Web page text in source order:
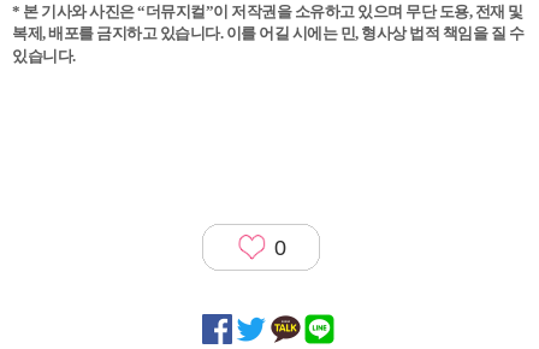
* 본 기사와 사진은 “더뮤지컬”이 저작권을 소유하고 있으며 무단 도용, 전재 및
복제, 배포를 금지하고 있습니다. 이를 어길 시에는 민, 형사상 법적 책임을 질 수
있습니다.
0